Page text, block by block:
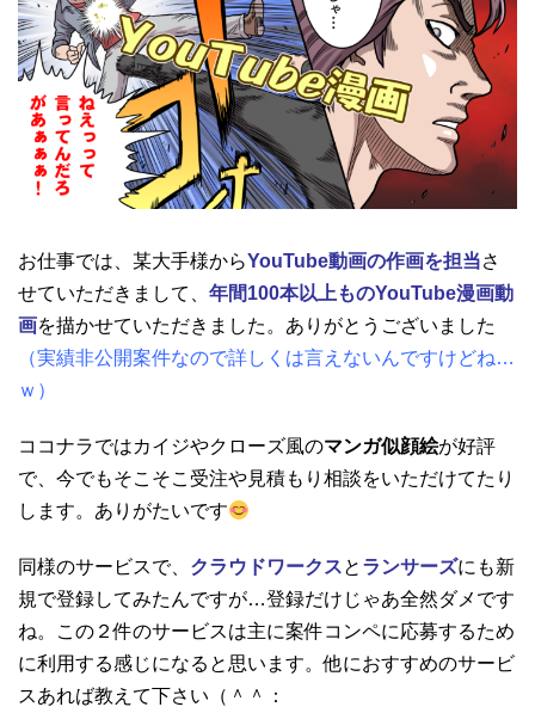
お仕事では、某大手様からYouTube動画の作画を担当さ
せていただきまして、 年間100本以上ものYouTube漫画動
画を描かせていただきました。ありがとうございました
（実績非公開案件なので詳しくは言えないんですけどね…
ｗ）
ココナラではカイジやクローズ風のマンガ似顔絵が好評
で、今でもそこそこ受注や見積もり相談をいただけてたり
します。ありがたいです
同様のサービスで、 クラウドワークスと ランサーズにも新
規で登録してみたんですが…登録だけじゃあ全然ダメです
ね。この２件のサービスは主に案件コンペに応募するため
に利用する感じになると思います。他におすすめのサービ
スあれば教えて下さい（＾＾：